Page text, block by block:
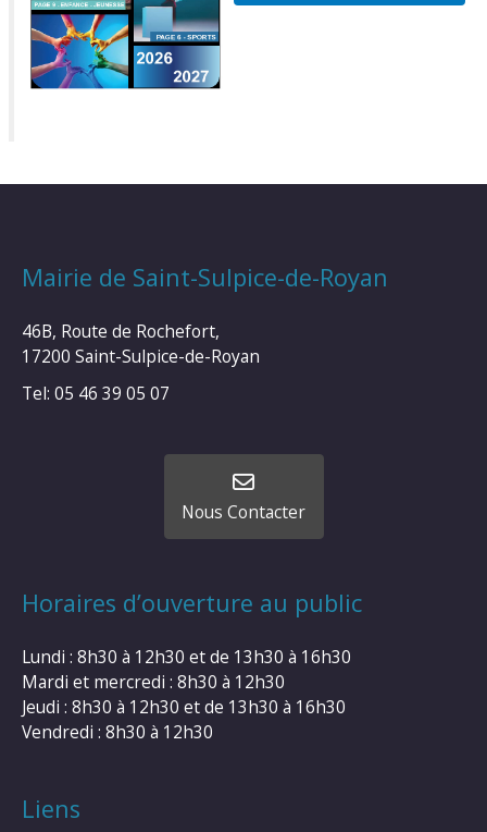
Mairie de Saint-Sulpice-de-Royan
46B, Route de Rochefort,
17200 Saint-Sulpice-de-Royan
Tel: 05 46 39 05 07
Nous Contacter
Horaires d’ouverture au public
Lundi : 8h30 à 12h30 et de 13h30 à 16h30
Mardi et mercredi : 8h30 à 12h30
Jeudi : 8h30 à 12h30 et de 13h30 à 16h30
Vendredi : 8h30 à 12h30
Liens